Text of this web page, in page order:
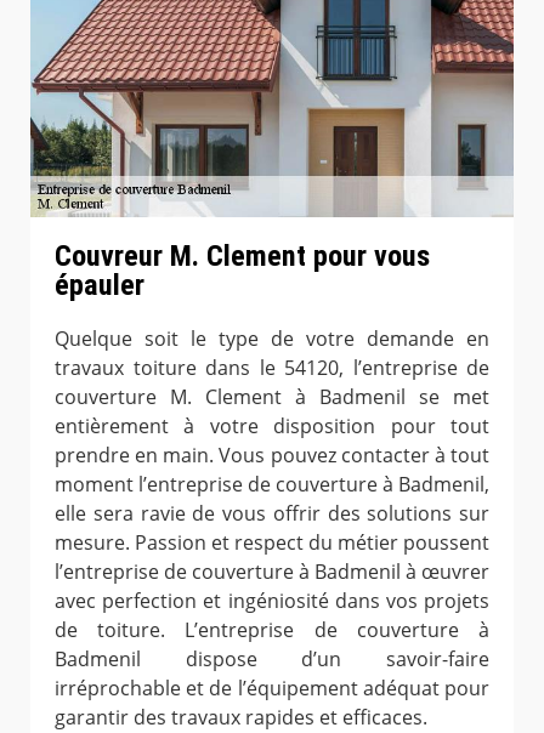
Couvreur M. Clement pour vous
épauler
Quelque soit le type de votre demande en
travaux toiture dans le 54120, l’entreprise de
couverture M. Clement à Badmenil se met
entièrement à votre disposition pour tout
prendre en main. Vous pouvez contacter à tout
moment l’entreprise de couverture à Badmenil,
elle sera ravie de vous offrir des solutions sur
mesure. Passion et respect du métier poussent
l’entreprise de couverture à Badmenil à œuvrer
avec perfection et ingéniosité dans vos projets
de toiture. L’entreprise de couverture à
Badmenil dispose d’un savoir-faire
irréprochable et de l’équipement adéquat pour
garantir des travaux rapides et efficaces.